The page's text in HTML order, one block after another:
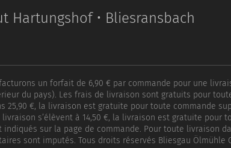
Hartungshof • Bliesransbach
un forfait de 6,90 € par commande pour une
du pays). Les frais de livraison sont gratuits pour
25,90 €, la livraison est gratuite pour toute commande
s’élèvent à 14,50 €, la livraison est gratuite pour
sur la page de commande. Pour toute livraison
sont imputés. Tous droits réservés Bliesgau Ölmühle